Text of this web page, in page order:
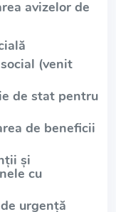
avizelor de
(venit
de stat pentru
de beneficii
și
cu
urgență